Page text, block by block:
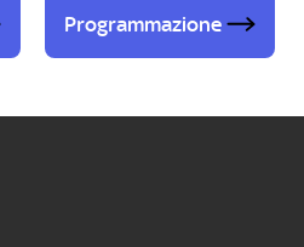
Programmazione